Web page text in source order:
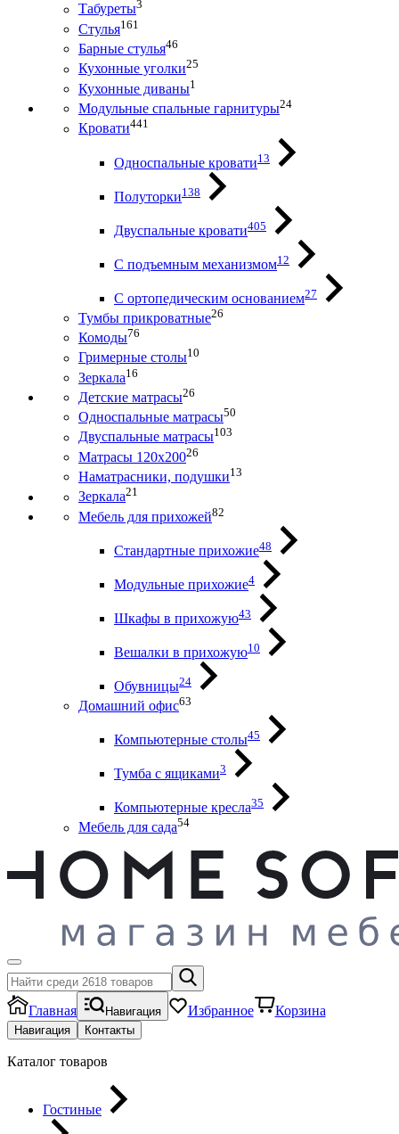
Табуреты3
Стулья161
Барные стулья46
Кухонные уголки25
Кухонные диваны1
Модульные спальные гарнитуры24
Кровати441
Односпальные кровати13
Полуторки138
Двуспальные кровати405
С подъемным механизмом12
С ортопедическим основанием27
Тумбы прикроватные26
Комоды76
Гримерные столы10
Зеркала16
Детские матрасы26
Односпальные матрасы50
Двуспальные матрасы103
Матрасы 120х20026
Наматрасники, подушки13
Зеркала21
Мебель для прихожей82
Стандартные прихожие48
Модульные прихожие4
Шкафы в прихожую43
Вешалки в прихожую10
Обувницы24
Домашний офис63
Компьютерные столы45
Тумба с ящиками3
Компьютерные кресла35
Мебель для сада54
Главная Навигация Избранное Корзина
Навигация Контакты
Каталог товаров
Гостиные